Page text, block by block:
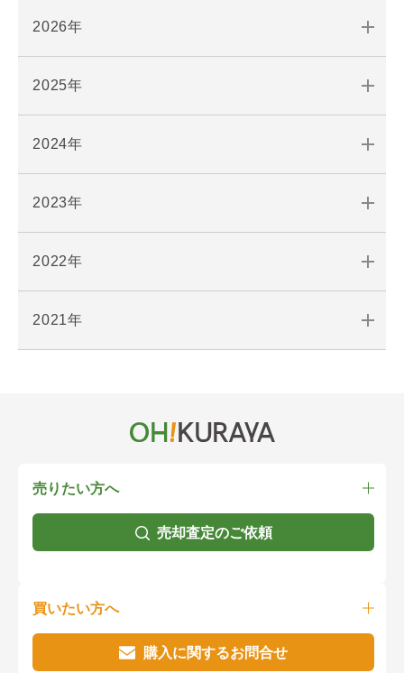
2026年
2025年
2024年
2023年
2022年
2021年
売りたい方へ
売却査定のご依頼
買いたい方へ
購入に関するお問合せ